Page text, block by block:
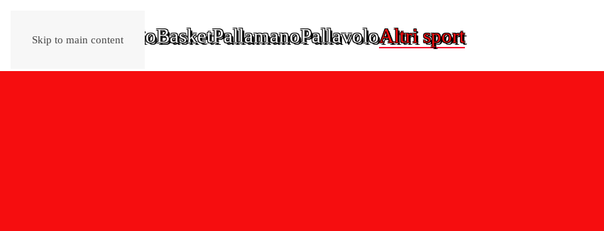
Skip to main content
HomeCalcioBasketPallamanoPallavoloAltri sport